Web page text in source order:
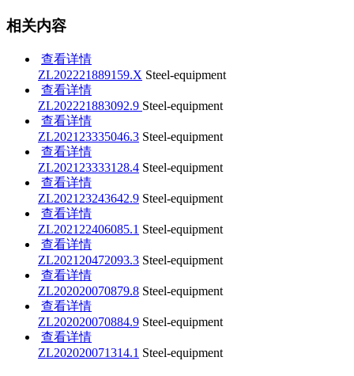
相关内容
查看详情
ZL202221889159.X Steel-equipment
查看详情
ZL202221883092.9 Steel-equipment
查看详情
ZL202123335046.3 Steel-equipment
查看详情
ZL202123333128.4 Steel-equipment
查看详情
ZL202123243642.9 Steel-equipment
查看详情
ZL202122406085.1 Steel-equipment
查看详情
ZL202120472093.3 Steel-equipment
查看详情
ZL202020070879.8 Steel-equipment
查看详情
ZL202020070884.9 Steel-equipment
查看详情
ZL202020071314.1 Steel-equipment